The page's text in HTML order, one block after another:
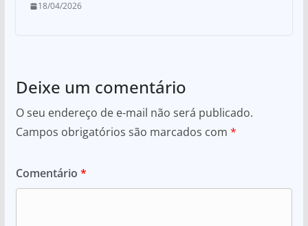
18/04/2026
Deixe um comentário
O seu endereço de e-mail não será publicado.
Campos obrigatórios são marcados com *
Comentário *